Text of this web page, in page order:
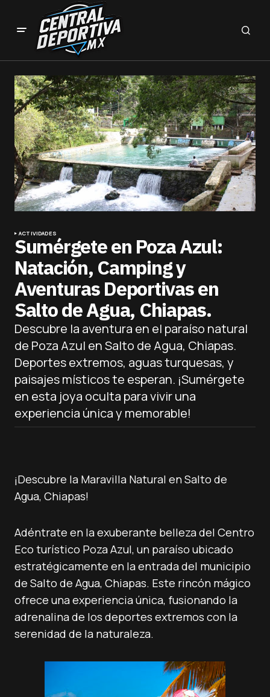
ACTIVIDADES
Sumérgete en Poza Azul:
Natación, Camping y
Aventuras Deportivas en
Salto de Agua, Chiapas.
Descubre la aventura en el paraíso natural
de Poza Azul en Salto de Agua, Chiapas.
Deportes extremos, aguas turquesas, y
paisajes místicos te esperan. ¡Sumérgete
en esta joya oculta para vivir una
experiencia única y memorable!
¡Descubre la Maravilla Natural en Salto de
Agua, Chiapas!
Adéntrate en la exuberante belleza del Centro
Eco turístico Poza Azul, un paraíso ubicado
estratégicamente en la entrada del municipio
de Salto de Agua, Chiapas. Este rincón mágico
ofrece una experiencia única, fusionando la
adrenalina de los deportes extremos con la
serenidad de la naturaleza.